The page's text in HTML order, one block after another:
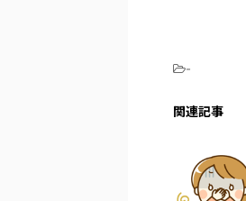
-
関連記事